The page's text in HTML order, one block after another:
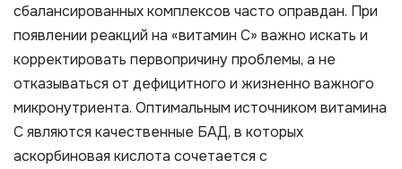
сбалансированных комплексов часто оправдан. При
появлении реакций на «витамин С» важно искать и
корректировать первопричину проблемы, а не
отказываться от дефицитного и жизненно важного
микронутриента. Оптимальным источником витамина
С являются качественные БАД, в которых
аскорбиновая кислота сочетается с